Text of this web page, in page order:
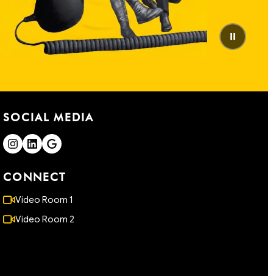
⏸
SOCIAL MEDIA
CONNECT
Video Room 1
Video Room 2